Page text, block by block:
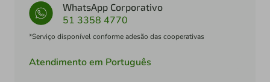
WhatsApp Corporativo
51 3358 4770
*Serviço disponível conforme adesão das cooperativas
Atendimento em Português